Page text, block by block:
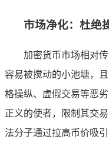
市场净化：杜绝
加密货币市场相对
容易被搅动的小池塘，
格操纵、虚假交易等恶
正义的使者，限制其交
法分子通过拉高币价吸